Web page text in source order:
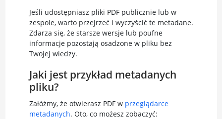
Jeśli udostępniasz pliki PDF publicznie lub w
zespole, warto przejrzeć i wyczyścić te metadane.
Zdarza się, że starsze wersje lub poufne
informacje pozostają osadzone w pliku bez
Twojej wiedzy.
Jaki jest przykład metadanych
pliku?
Załóżmy, że otwierasz PDF w przeglądarce
metadanych. Oto, co możesz zobaczyć: